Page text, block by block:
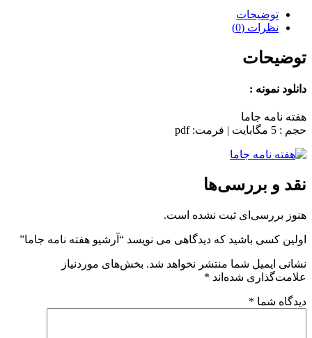
توضیحات
نظرات (0)
توضیحات
دانلود نمونه :
هفته نامه جاما
حجم : 5 مگابایت | فرمت: pdf
نقد و بررسی‌ها
هنوز بررسی‌ای ثبت نشده است.
اولین کسی باشید که دیدگاهی می نویسد “آرشیو هفته نامه جاما”
نشانی ایمیل شما منتشر نخواهد شد. بخش‌های موردنیاز
علامت‌گذاری شده‌اند *
دیدگاه شما *